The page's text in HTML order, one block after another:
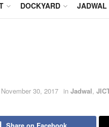
DOCKYARD JADWAL
November 30, 2017 in Jadwal,